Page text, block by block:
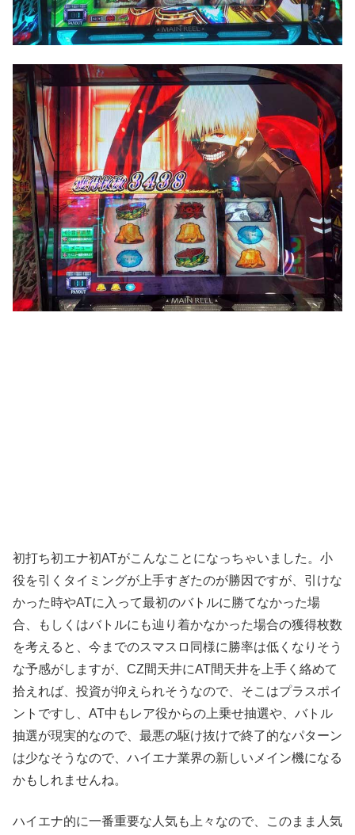
初打ち初エナ初ATがこんなことになっちゃいました。小
役を引くタイミングが上手すぎたのが勝因ですが、引けな
かった時やATに入って最初のバトルに勝てなかった場
合、もしくはバトルにも辿り着かなかった場合の獲得枚数
を考えると、今までのスマスロ同様に勝率は低くなりそう
な予感がしますが、CZ間天井にAT間天井を上手く絡めて
拾えれば、投資が抑えられそうなので、そこはプラスポイ
ントですし、AT中もレア役からの上乗せ抽選や、バトル
抽選が現実的なので、最悪の駆け抜けで終了的なパターン
は少なそうなので、ハイエナ業界の新しいメイン機になる
かもしれませんね。
ハイエナ的に一番重要な人気も上々なので、このまま人気